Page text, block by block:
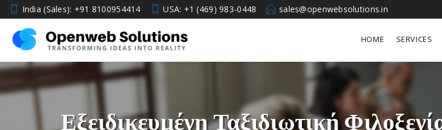
travel-hospitality
India (Sales): +91 8100954414 USA: +1 (469) 983-0448 sales@openwebsolutions.in
HOME SERVICES
Εξειδικευμένη Ταξιδιωτική